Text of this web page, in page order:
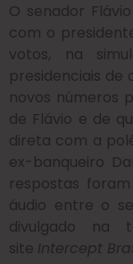
O senador
com o
votos, na
presidenciais de
novos números
de Flávio e de
direta com a
ex-banqueiro
respostas
áudio entre o
divulgado na
site Intercept